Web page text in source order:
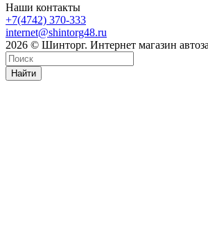
Наши контакты
+7(4742) 370-333
internet@shintorg48.ru
2026 © Шинторг. Интернет магазин
Найти